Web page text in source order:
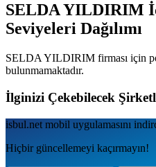
SELDA YILDIRIM
Seviyeleri Dağılımı
SELDA YILDIRIM firması için
bulunmamaktadır.
İlginizi Çekebilecek
isbul.net mobil uygulamаsını
Hiçbir güncellemeyi kaçırmayın!